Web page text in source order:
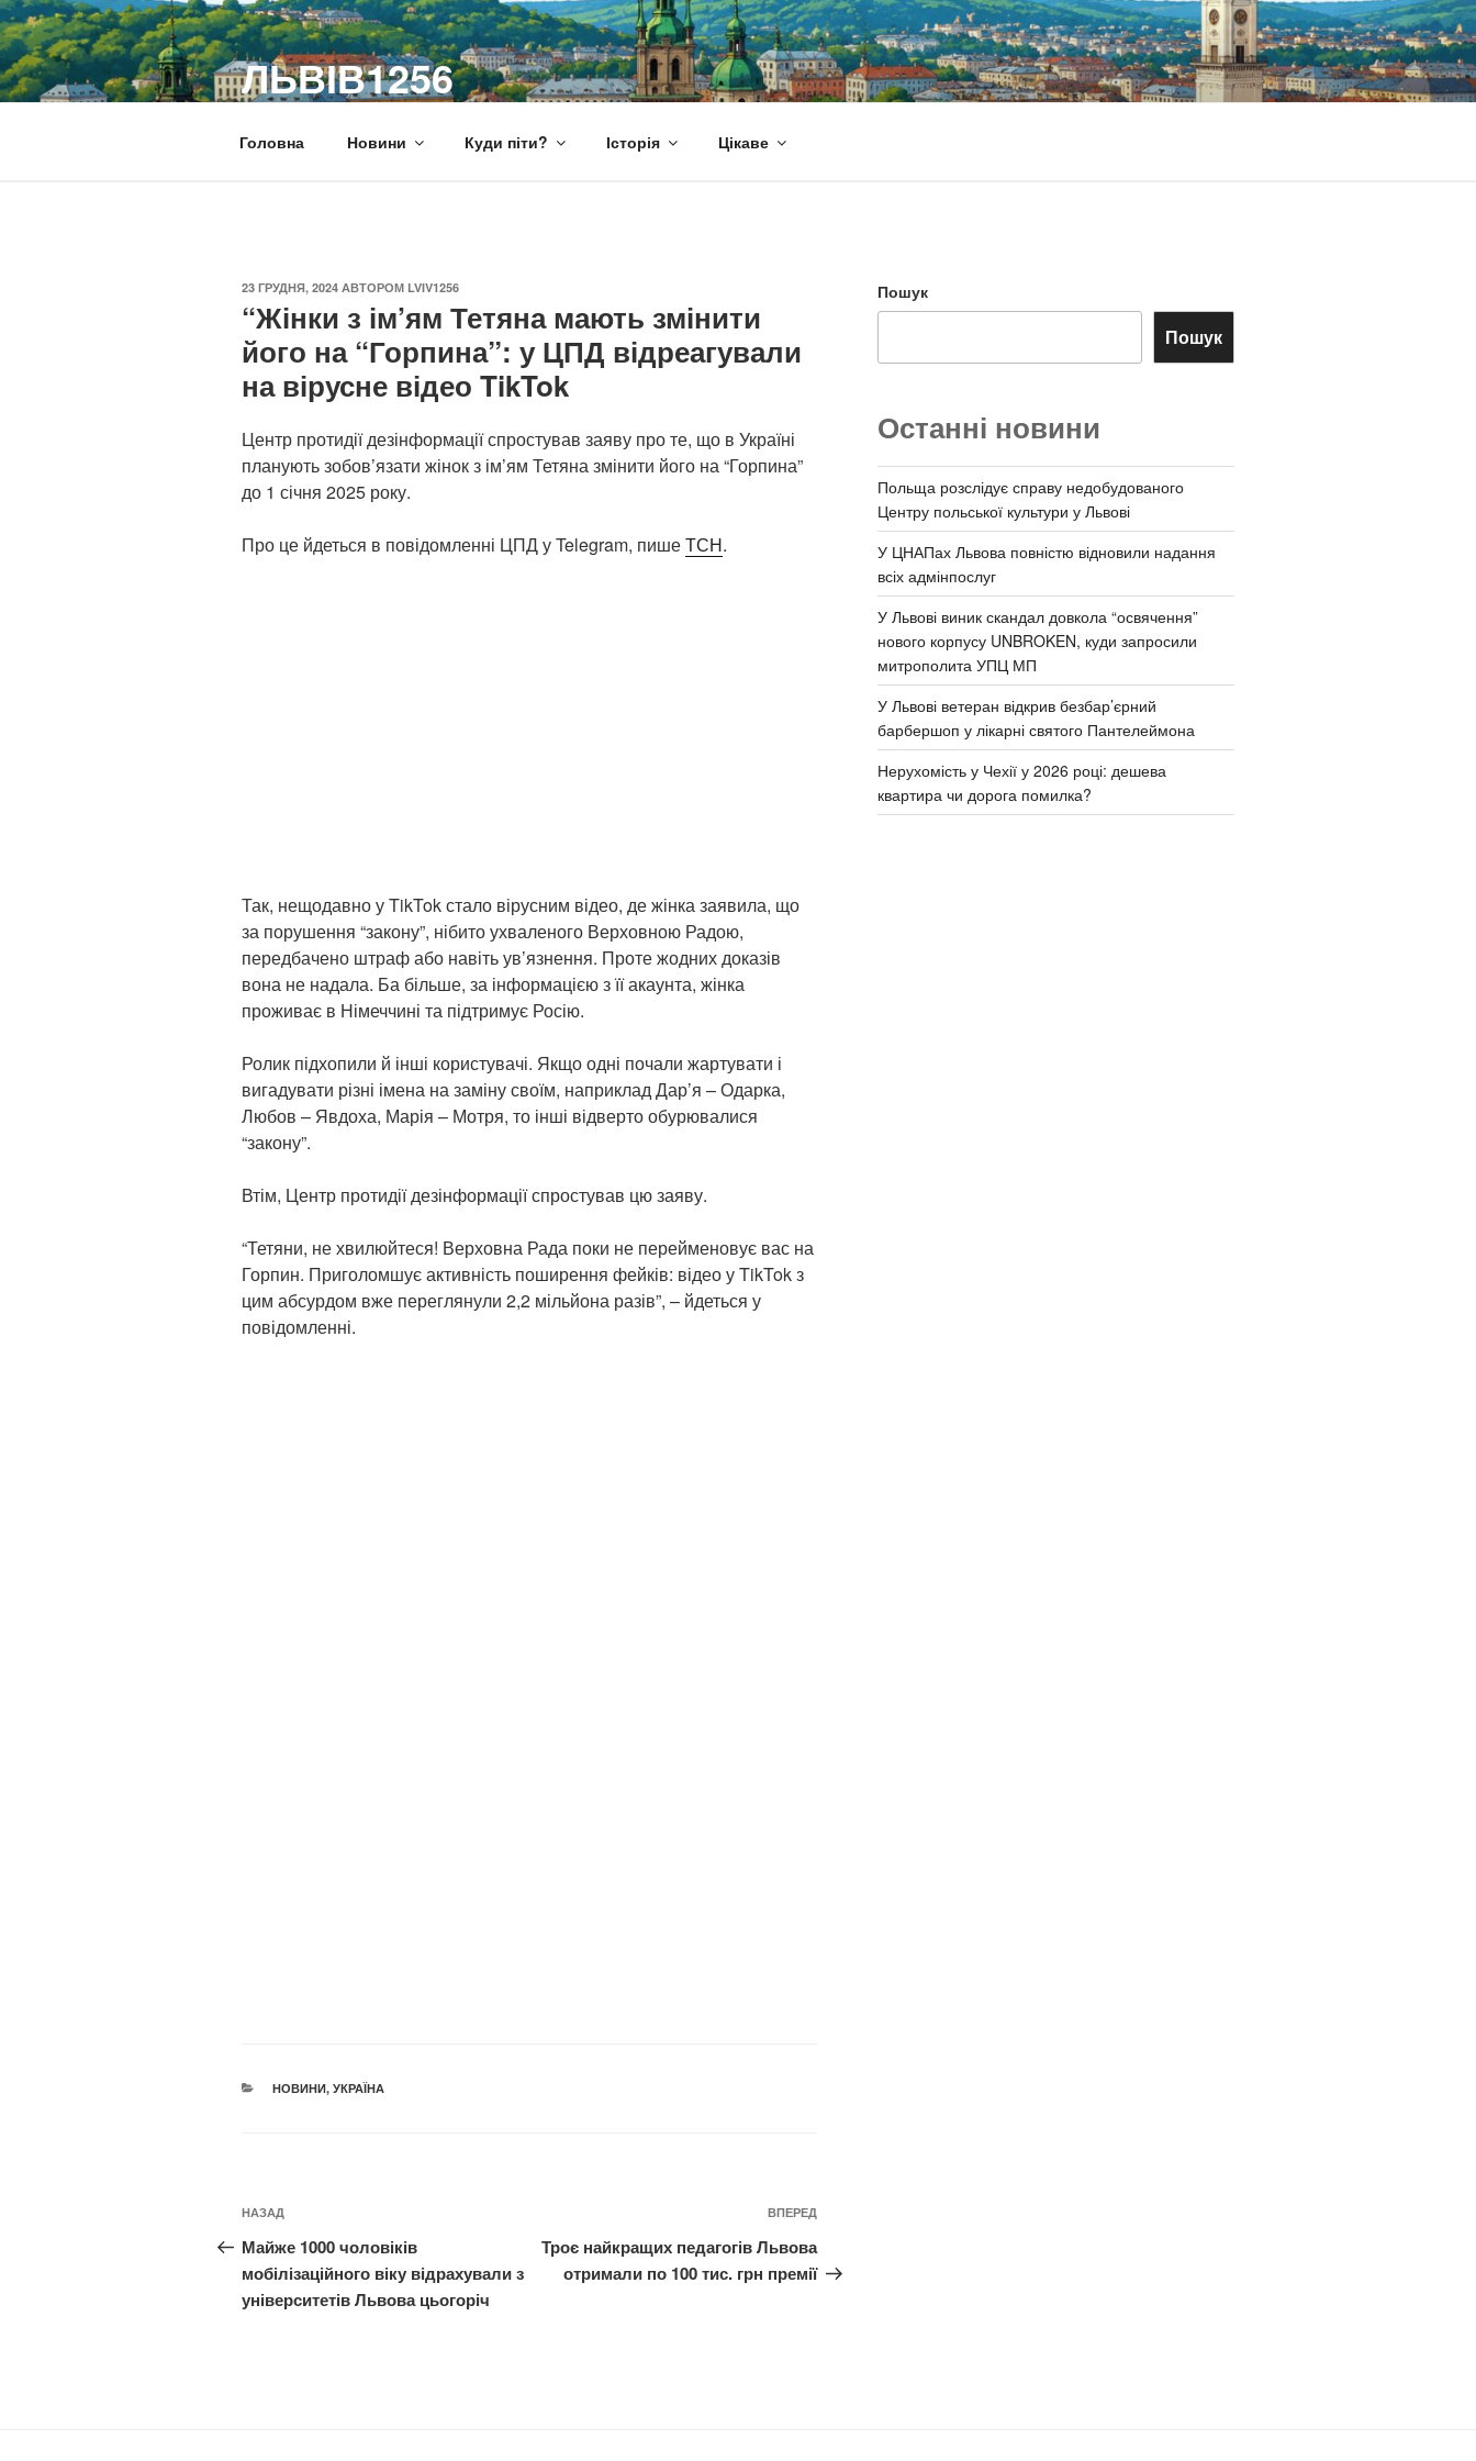
Перейти
до
вмісту
ЛЬВІВ1256
Головна Новини Куди піти? Історія Цікаве
ОПУБЛІКОВАНО
23 ГРУДНЯ, 2024 АВТОРОМ LVIV1256
“Жінки з ім’ям Тетяна мають змінити
його на “Горпина”: у ЦПД відреагували
на вірусне відео TikTok
Центр протидії дезінформації спростував заяву про те, що в Україні
планують зобов’язати жінок з ім’ям Тетяна змінити його на “Горпина”
до 1 січня 2025 року.
Про це йдеться в повідомленні ЦПД у Telegram, пишеТСН.
Так, нещодавно у TikTok стало вірусним відео, де жінка заявила, що
за порушення “закону”, нібито ухваленого Верховною Радою,
передбачено штраф або навіть ув’язнення. Проте жодних доказів
вона не надала. Ба більше, за інформацією з її акаунта, жінка
проживає в Німеччині та підтримує Росію.
Ролик підхопили й інші користувачі. Якщо одні почали жартувати і
вигадувати різні імена на заміну своїм, наприклад Дар’я – Одарка,
Любов – Явдоха, Марія – Мотря, то інші відверто обурювалися
“закону”.
Втім, Центр протидії дезінформації спростував цю заяву.
“Тетяни, не хвилюйтеся! Верховна Рада поки не перейменовує вас на
Горпин. Приголомшує активність поширення фейків: відео у TikTok з
цим абсурдом вже переглянули 2,2 мільйона разів”, – йдеться у
повідомленні.
КАТЕГОРІЇ
НОВИНИ, УКРАЇНА
Навігація
записів
Попередній
запис:
НАЗАД
Майже 1000 чоловіків
мобілізаційного віку відрахували з
університетів Львова цьогоріч
Наступний
запис
ВПЕРЕД
Троє найкращих педагогів Львова
отримали по 100 тис. грн премії
Пошук
Пошук
Останні новини
Польща розслідує справу недобудованого
Центру польської культури у Львові
У ЦНАПах Львова повністю відновили надання
всіх адмінпослуг
У Львові виник скандал довкола “освячення”
нового корпусу UNBROKEN, куди запросили
митрополита УПЦ МП
У Львові ветеран відкрив безбар’єрний
барбершоп у лікарні святого Пантелеймона
Нерухомість у Чехії у 2026 році: дешева
квартира чи дорога помилка?